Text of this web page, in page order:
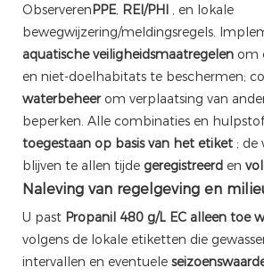
ObserverenPPE, REI/PHI , en lokale
bewegwijzering/meldingsregels.
aquatische veiligheidsmaatregelen om
en niet-doelhabitats te beschermen;
waterbeheerom verplaatsing van
beperken. Alle combinaties en
toegestaan ​​op basis van het etiket ; de
blijven te allen tijde geregistreerd en
Naleving van regelgeving en
U past Propanil 480 g/L EC alleen toe
volgens de lokale etiketten die
intervallen en eventuele